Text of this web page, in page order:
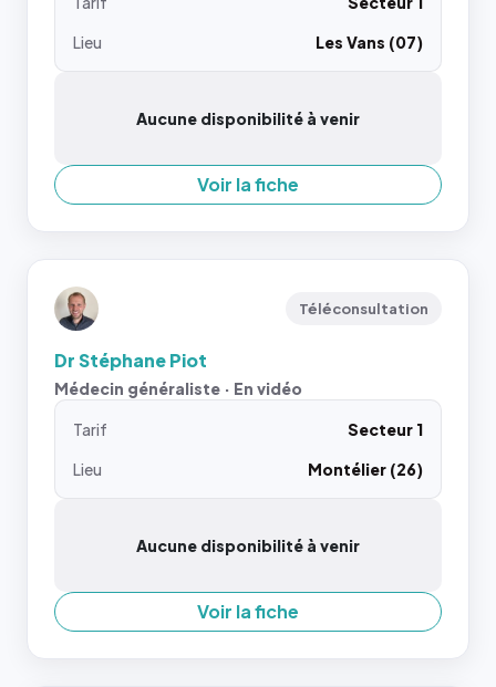
Lieu
Les Vans (07)
Aucune disponibilité à venir
Voir la fiche
Téléconsultation
Dr Stéphane Piot
Médecin généraliste · En vidéo
Tarif
Secteur 1
Lieu
Montélier (26)
Aucune disponibilité à venir
Voir la fiche